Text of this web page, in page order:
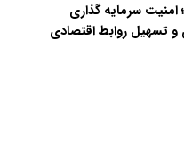
امنیت سرمایه گذاری
تسهیل روابط اقتصادی